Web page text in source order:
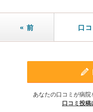
« 前 口
あなたの口コミが病院
口コミ投